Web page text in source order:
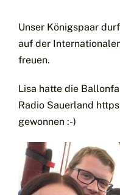
Unser Königspaar
auf der
freuen.
Lisa hatte die
Radio Sauerland
gewonnen :-)